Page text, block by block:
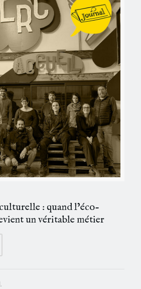
: quand l’éco-
un véritable métier